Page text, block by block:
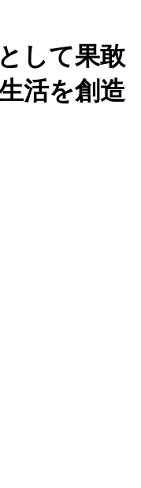
して果敢
活を創造